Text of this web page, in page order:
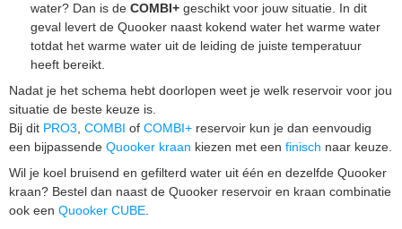
water? Dan is de COMBI+ geschikt voor jouw situatie. In dit
geval levert de Quooker naast kokend water het warme water
totdat het warme water uit de leiding de juiste temperatuur
heeft bereikt.
Nadat je het schema hebt doorlopen weet je welk reservoir voor jou
situatie de beste keuze is.
Bij dit PRO3 COMBI of COMBI+ reservoir kun je dan eenvoudig
een bijpassende Quooker kraan kiezen met een finisch naar keuze.
Wil je koel bruisend en gefilterd water uit één en dezelfde Quooker
kraan? Bestel dan naast de Quooker reservoir en kraan combinatie
ook een Quooker CUBE